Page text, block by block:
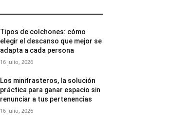
Tipos de colchones: cómo
elegir el descanso que mejor se
adapta a cada persona
16 julio, 2026
Los minitrasteros, la solución
práctica para ganar espacio sin
renunciar a tus pertenencias
16 julio, 2026